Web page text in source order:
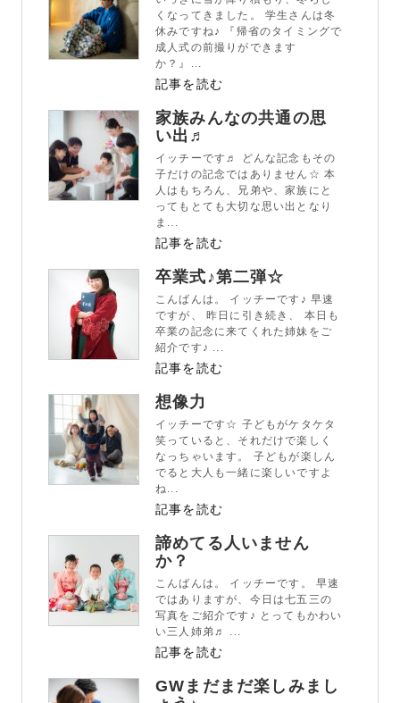
くなってきました。 学生さんは冬
休みですね♪ 『帰省のタイミングで
成人式の前撮りができます
か？』...
記事を読む
家族みんなの共通の思
い出♬
イッチーです♬ どんな記念もその
子だけの記念ではありません☆ 本
人はもちろん、兄弟や、家族にと
ってもとても大切な思い出となり
ま...
記事を読む
卒業式♪第二弾☆
こんばんは。 イッチーです♪ 早速
ですが、 昨日に引き続き、 本日も
卒業の記念に来てくれた姉妹をご
紹介です♪ ...
記事を読む
想像力
イッチーです☆ 子どもがケタケタ
笑っていると、それだけで楽しく
なっちゃいます。 子どもが楽しん
でると大人も一緒に楽しいですよ
ね...
記事を読む
諦めてる人いません
か？
こんばんは。 イッチーです。 早速
ではありますが、今日は七五三の
写真をご紹介です♪ とってもかわい
い三人姉弟♬ ...
記事を読む
GWまだまだ楽しみまし